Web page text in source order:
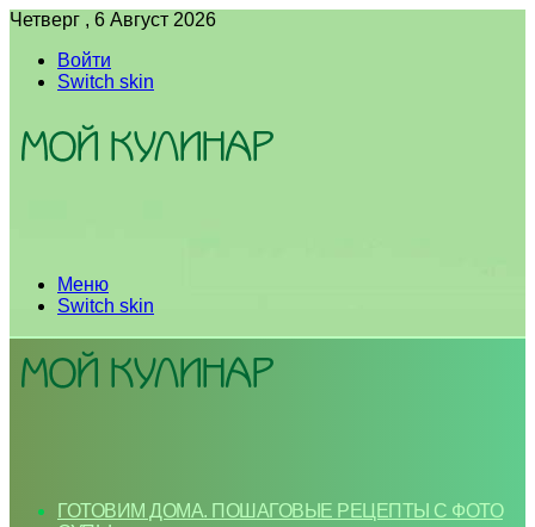
Четверг , 6 Август 2026
Войти
Switch skin
Меню
Switch skin
ГОТОВИМ ДОМА. ПОШАГОВЫЕ РЕЦЕПТЫ С ФОТО